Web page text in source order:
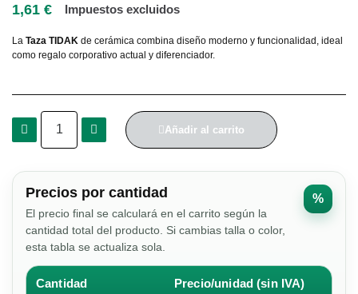
1,61 €
Impuestos excluidos
La Taza TIDAK de cerámica combina diseño moderno y funcionalidad, ideal
como regalo corporativo actual y diferenciador.
Añadir al carrito
Precios por cantidad
El precio final se calculará en el carrito según la
cantidad total del producto. Si cambias talla o color,
esta tabla se actualiza sola.
%
Cantidad Precio/unidad (sin IVA)